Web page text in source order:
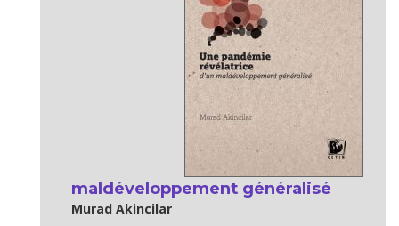
maldéveloppement généralisé
Murad Akincilar